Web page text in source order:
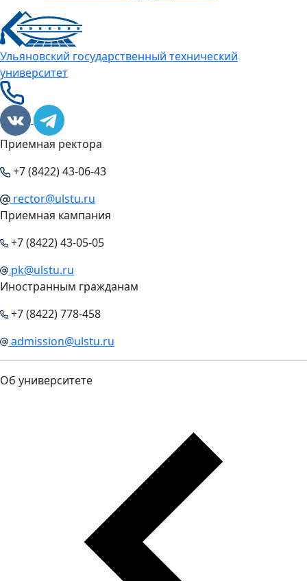
Ульяновский государственный технический
университет
Приемная ректора
+7 (8422) 43-06-43
rector@ulstu.ru
Приемная кампания
+7 (8422) 43-05-05
pk@ulstu.ru
Иностранным гражданам
+7 (8422) 778-458
admission@ulstu.ru
Об университете